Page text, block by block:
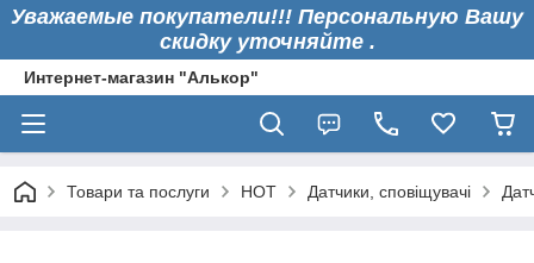
Уважаемые покупатели!!! Персональную Вашу
скидку уточняйте .
Интернет-магазин "Алькор"
Товари та послуги HOT Датчики, сповіщувачі